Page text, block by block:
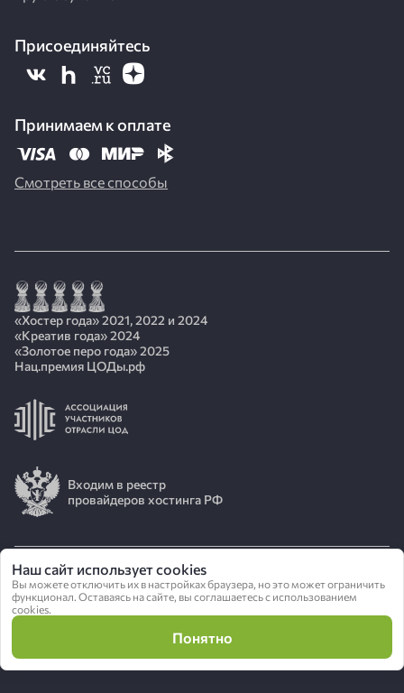
Присоединяйтесь
Принимаем к оплате
Смотреть все способы
«Хостер года» 2021, 2022 и 2024
«Креатив года» 2024
«Золотое перо года» 2025
Нац.премия ЦОДы.рф
Входим в реестр
провайдеров хостинга РФ
© 2026 АО «ИОТ»
Политика конфиденциальности
Сделано в
Наш сайт использует cookies
Вы можете отключить их в настройках браузера, но это может ограничить
функционал. Оставаясь на сайте, вы соглашаетесь с использованием
cookies.
Понятно